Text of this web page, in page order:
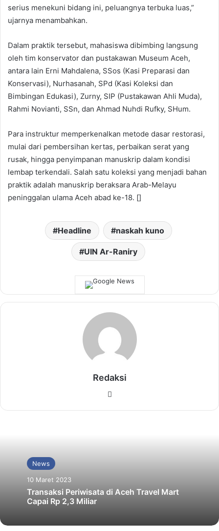
serius menekuni bidang ini, peluangnya terbuka luas,”
ujarnya menambahkan.
Dalam praktik tersebut, mahasiswa dibimbing langsung
oleh tim konservator dan pustakawan Museum Aceh,
antara lain Erni Mahdalena, SSos (Kasi Preparasi dan
Konservasi), Nurhasanah, SPd (Kasi Koleksi dan
Bimbingan Edukasi), Zurny, SIP (Pustakawan Ahli Muda),
Rahmi Novianti, SSn, dan Ahmad Nuhdi Rufky, SHum.
Para instruktur memperkenalkan metode dasar restorasi,
mulai dari pembersihan kertas, perbaikan serat yang
rusak, hingga penyimpanan manuskrip dalam kondisi
lembap terkendali. Salah satu koleksi yang menjadi bahan
praktik adalah manuskrip beraksara Arab-Melayu
peninggalan ulama Aceh abad ke-18. []
Headline naskah kuno
UIN Ar-Raniry
Redaksi
News
10 Maret 2023
Transaksi Periwisata di Aceh Travel Mart
Capai Rp 2,3 Miliar